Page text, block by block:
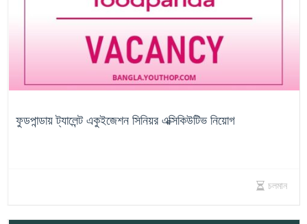
ফুডপান্ডায় ট্যালেন্ট একুইজেশন সিনিয়র এক্সিকিউটিভ নিয়োগ
চলমান